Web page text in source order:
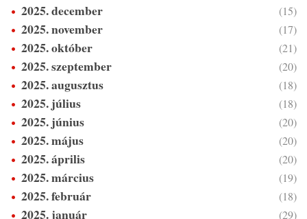
2025. december (15)
2025. november (17)
2025. október (21)
2025. szeptember (20)
2025. augusztus (18)
2025. július (18)
2025. június (20)
2025. május (20)
2025. április (20)
2025. március (19)
2025. február (18)
2025. január (29)